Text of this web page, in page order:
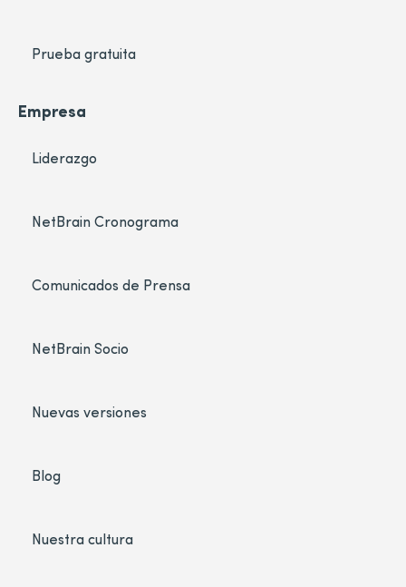
Prueba gratuita
Empresa
Liderazgo
NetBrain Cronograma
Comunicados de Prensa
NetBrain Socio
Nuevas versiones
Blog
Nuestra cultura